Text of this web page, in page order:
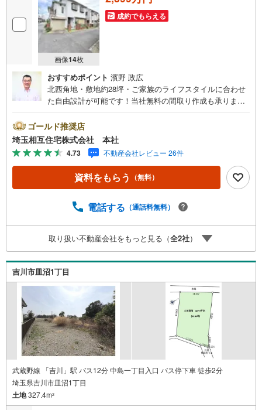
画像14枚
成約でもらえる
おすすめポイント 濱野 政広
北西角地・敷地約28坪・ご家族のライフスタイルに合わせ
た自由設計が可能です！当社無料の間取り作成も承りま
い。【お子様がいるお客様でも安心】本社来店専用のキッ
ズスペースを完備、お子様連れでも落ち着いてご相談いた
だけます。チャイルドシートもご用意しております。【住
宅ローンに強い！住宅ローン・契約サポート】本社在籍の
専門スタッフが、金融機関との調整から 審査のポイントま
で一貫してサポート。現在お借入れがある方、勤続年数が
い。住宅ローンに詳しいスタッフが、状況に合わせて無理
談いただけます。【本社ならではの総合サポート・検討段
階から具体化までスムーズ】まだ迷っている段階でも問題
ありません。物件のご紹介だけでなく、資金計画、間取り
の考え方、建築の注意点、将来的な売却や住み替えの可能
性まで、一つひとつ整理しながらご案内します。
ゴールド推奨店
埼玉相互住宅株式会社 本社
4.73 不動産会社レビュー 26件
資料をもらう （無料）
電話する （通話料無料）
取り扱い不動産会社をもっと見る（全2社）
吉川市皿沼1丁目
武蔵野線 「吉川」駅 バス12分 中島一丁目入口 バス停下車 徒歩2分
埼玉県吉川市皿沼1丁目
土地327.4m2